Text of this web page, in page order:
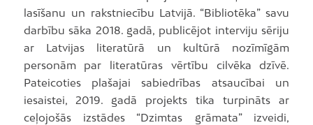
lasīšanu un rakstniecību Latvijā. “Bibliotēka” savu
darbību sāka 2018. gadā, publicējot interviju sēriju
ar Latvijas literatūrā un kultūrā nozīmīgām
personām par literatūras vērtību cilvēka dzīvē.
Pateicoties plašajai sabiedrības atsaucībai un
iesaistei, 2019. gadā projekts tika turpināts ar
ceļojošās izstādes “Dzimtas grāmata” izveidi,